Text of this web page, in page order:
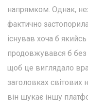
напрямком. Однак,
фактично
існував хоча б
продовжувався б без
щоб це виглядало
заголовках світових
він шукає іншу